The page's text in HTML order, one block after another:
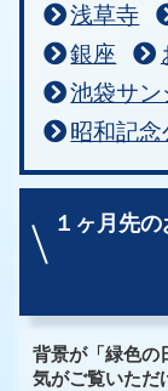
浅草寺
銀座
池袋サン
昭和記念
１ヶ月先の
背景が「緑色の
気がご覧いただ